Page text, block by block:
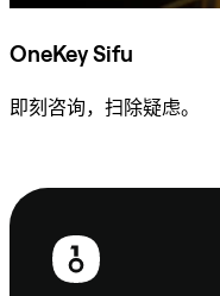
OneKey Sifu
即刻咨询，扫除疑虑。
页